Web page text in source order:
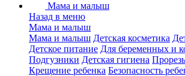
Мама и малыш
Назад в меню
Мама и малыш
Мама и малыш Детская косметика
Детское питание Для беременных и
Подгузники Детская гигиена
Крещение ребенка Безопасность